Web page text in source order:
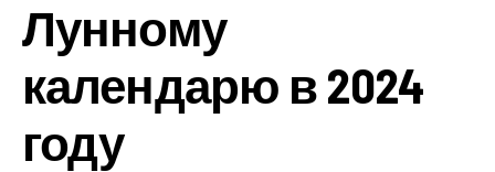
Лунному
календарю в 2024
году